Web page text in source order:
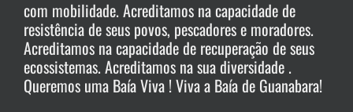
com mobilidade. Acreditamos na capacidade de
resistência de seus povos, pescadores e moradores.
Acreditamos na capacidade de recuperação de seus
ecossistemas. Acreditamos na sua diversidade .
Queremos uma Baía Viva ! Viva a Baía de Guanabara!